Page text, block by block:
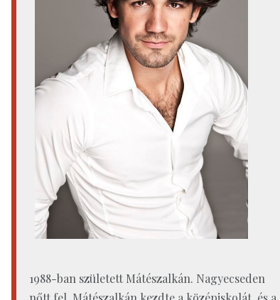
1988-ban született Mátészalkán. Nagyecseden